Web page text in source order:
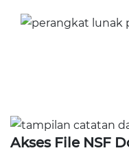
Akses File NSF